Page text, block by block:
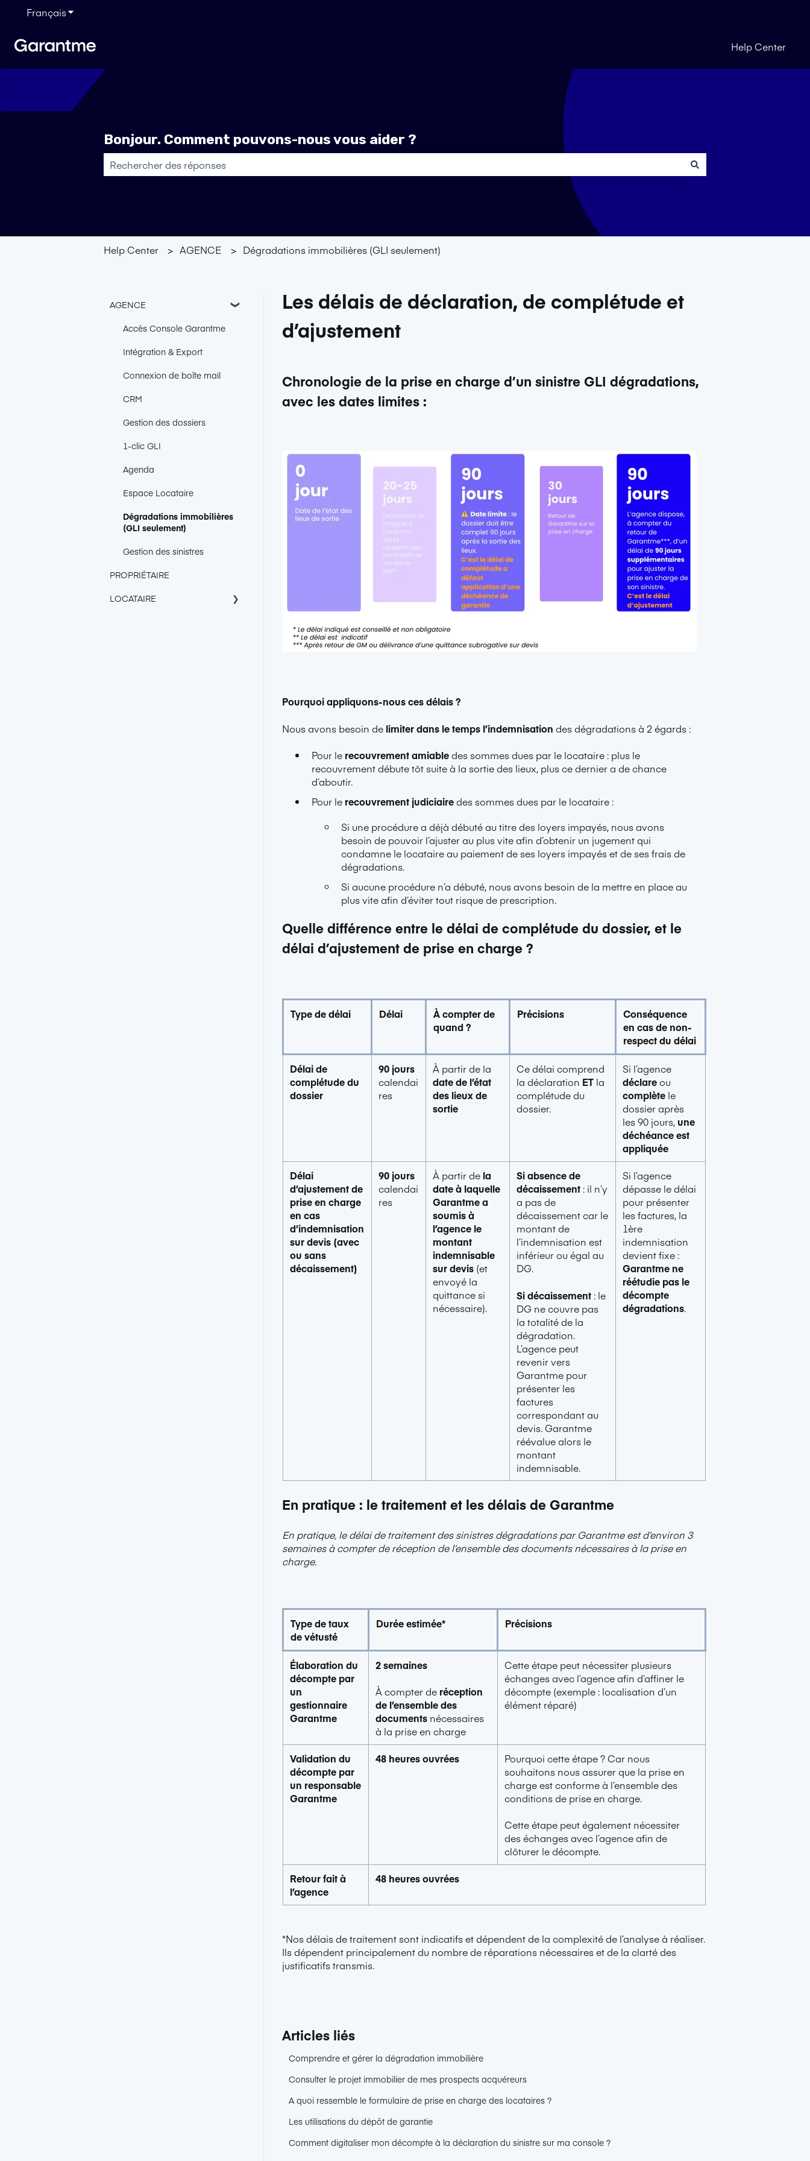
FrançaisAfficher le sous-menu pour les traductions
Help Center
Bonjour. Comment pouvons-nous vous aider ?
Help Center AGENCE Dégradations immobilières (GLI seulement)
Les délais de déclaration, de complétude et
d’ajustement
Chronologie de la prise en charge d’un sinistre GLI dégradations,
avec les dates limites :
Pourquoi appliquons-nous ces délais ?
Nous avons besoin de limiter dans le temps l’indemnisation des dégradations à 2 égards :
Pour le recouvrement amiabledes sommes dues par le locataire : plus le
recouvrement débute tôt suite à la sortie des lieux, plus ce dernier a de chance
d’aboutir.
Pour le recouvrement judiciairedes sommes dues par le locataire :
Si une procédure a déjà débuté au titre des loyers impayés, nous avons
besoin de pouvoir l’ajuster au plus vite afin d’obtenir un jugement qui
condamne le locataire au paiement de ses loyers impayés et de ses frais de
dégradations.
Si aucune procédure n’a débuté, nous avons besoin de la mettre en place au
plus vite afin d’éviter tout risque de prescription.
Quelle différence entre le délai de complétude du dossier, et le
délai d’ajustement de prise en charge ?
Type de délai Délai
À compter de
quand ?
Précisions
Conséquence
en cas de non-
respect du délai
Délai de
complétude du
dossier
90 jours
calendai
res
À partir de la
date de l’état
des lieux de
sortie
Ce délai comprend
la déclaration ET la
complétude du
dossier.
Si l’agence
déclareou
complète le
dossier après
les 90 jours, une
déchéanceest
appliquée
Délai
d’ajustement de
prise en charge
en cas
d’indemnisation
surdevis (avec
ou sans
décaissement)
90 jours
calendai
res
À partir de la
date à laquelle
Garantme a
soumis à
l’agence le
montant
indemnisable
sur devis (et
envoyé la
quittance si
nécessaire).
Si absence de
décaissement : il n’y
a pas de
décaissement car le
montant de
l’indemnisation est
inférieur ou égal au
DG.
Si décaissement : le
DG ne couvre pas
la totalité de la
dégradation.
L’agence peut
revenir vers
Garantme pour
présenter les
factures
correspondant au
devis. Garantme
réévalue alors le
montant
indemnisable.
Si l’agence
dépasse le délai
pour présenter
les factures, la
1ère
indemnisation
devient fixe :
Garantme ne
réétudie pas le
décompte
dégradations.
En pratique : le traitement et les délais de Garantme
En pratique, le délai de traitement des sinistres dégradations par Garantme est d’environ 3
semaines à compter de réception de l’ensemble des documents nécessaires à la prise en
charge.
Type de taux
de vétusté
Durée estimée* Précisions
Élaboration du
décompte par
un
gestionnaire
Garantme
2 semaines
À compter de réception
de l’ensemble des
documents nécessaires
à la prise en charge
Cette étape peut nécessiter plusieurs
échanges avec l’agence afin d’affiner le
décompte (exemple : localisation d’un
élément réparé)
Validation du
décompte par
un responsable
Garantme
48 heures ouvrées
Pourquoi cette étape ? Car nous
souhaitons nous assurer que la prise en
charge est conforme à l’ensemble des
conditions de prise en charge.
Cette étape peut également nécessiter
des échanges avec l’agence afin de
clôturer le décompte.
Retour fait à
l’agence
48 heures ouvrées
*Nos délais de traitement sont indicatifs et dépendent de la complexité de l’analyse à réaliser.
Ils dépendent principalement du nombre de réparations nécessaires et de la clarté des
justificatifs transmis.
Articles liés
Comprendre et gérer la dégradation immobilière
Consulter le projet immobilier de mes prospects acquéreurs
A quoi ressemble le formulaire de prise en charge des locataires ?
Les utilisations du dépôt de garantie
Comment digitaliser mon décompte à la déclaration du sinistre sur ma console ?
AGENCE
Accès Console Garantme
Intégration & Export
Connexion de boîte mail
CRM
Gestion des dossiers
1-clic GLI
Agenda
Espace Locataire
Dégradations immobilières
(GLI seulement)
Gestion des sinistres
PROPRIÉTAIRE
LOCATAIRE